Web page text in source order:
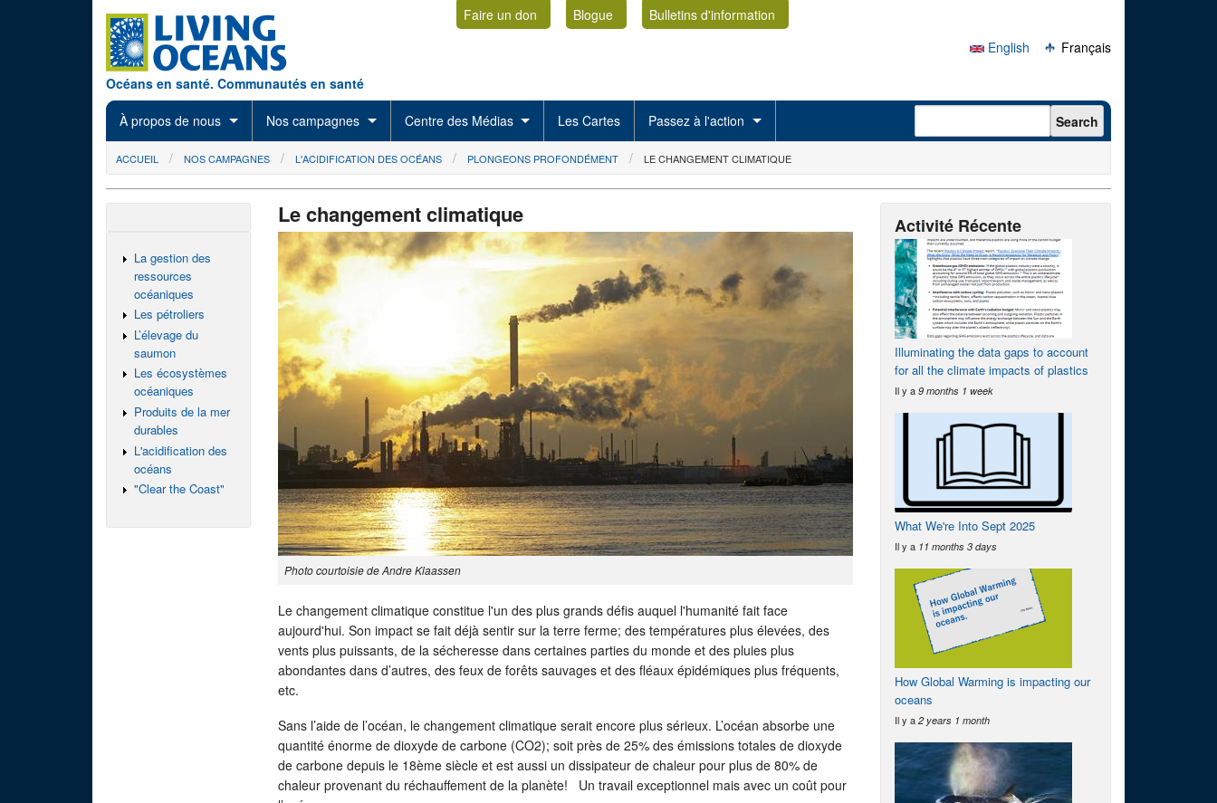
Océans en santé. Communautés en santé
Faire un don Blogue
Bulletins d'information
English
Français
À propos de nous Nos campagnes Centre des Médias Les Cartes Passez à l'action Search form Search
You are here
ACCUEIL NOS CAMPAGNES L'ACIDIFICATION DES OCÉANS PLONGEONS PROFONDÉMENT LE CHANGEMENT CLIMATIQUE
Le changement climatique
Photo courtoisie de Andre Klaassen
Le changement climatique constitue l'un des plus grands défis auquel l'humanité fait face
aujourd'hui. Son impact se fait déjà sentir sur la terre ferme; des températures plus élevées, des
vents plus puissants, de la sécheresse dans certaines parties du monde et des pluies plus
abondantes dans d’autres, des feux de forêts sauvages et des fléaux épidémiques plus fréquents,
etc.
Sans l’aide de l’océan, le changement climatique serait encore plus sérieux. L’océan absorbe une
quantité énorme de dioxyde de carbone (CO2); soit près de 25% des émissions totales de dioxyde
de carbone depuis le 18ème siècle et est aussi un dissipateur de chaleur pour plus de 80% de
chaleur provenant du réchauffement de la planète! Un travail exceptionnel mais avec un coût pour
La gestion des
ressources
océaniques
Les pétroliers
L’élevage du
saumon
Les écosystèmes
océaniques
Produits de la mer
durables
L'acidification des
océans
"Clear the Coast"
Activité Récente
Illuminating the data gaps to account
for all the climate impacts of plastics
Il y a 9 months 1 week
What We're Into Sept 2025
Il y a 11 months 3 days
How Global Warming is impacting our
oceans
Il y a 2 years 1 month